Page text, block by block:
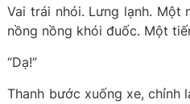
Vai trái nhói. Lưng lạnh. Một
nồng nồng khói đuốc. Một
“Dạ!”
Thanh bước xuống xe, chỉnh